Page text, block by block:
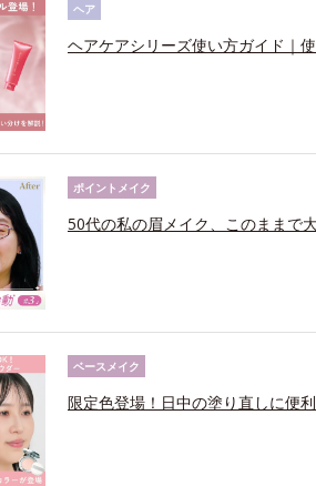
ヘア
ヘアケアシリーズ使い方ガイド｜
ポイントメイク
50代の私の眉メイク、このままで
ベースメイク
限定色登場！日中の塗り直しに便